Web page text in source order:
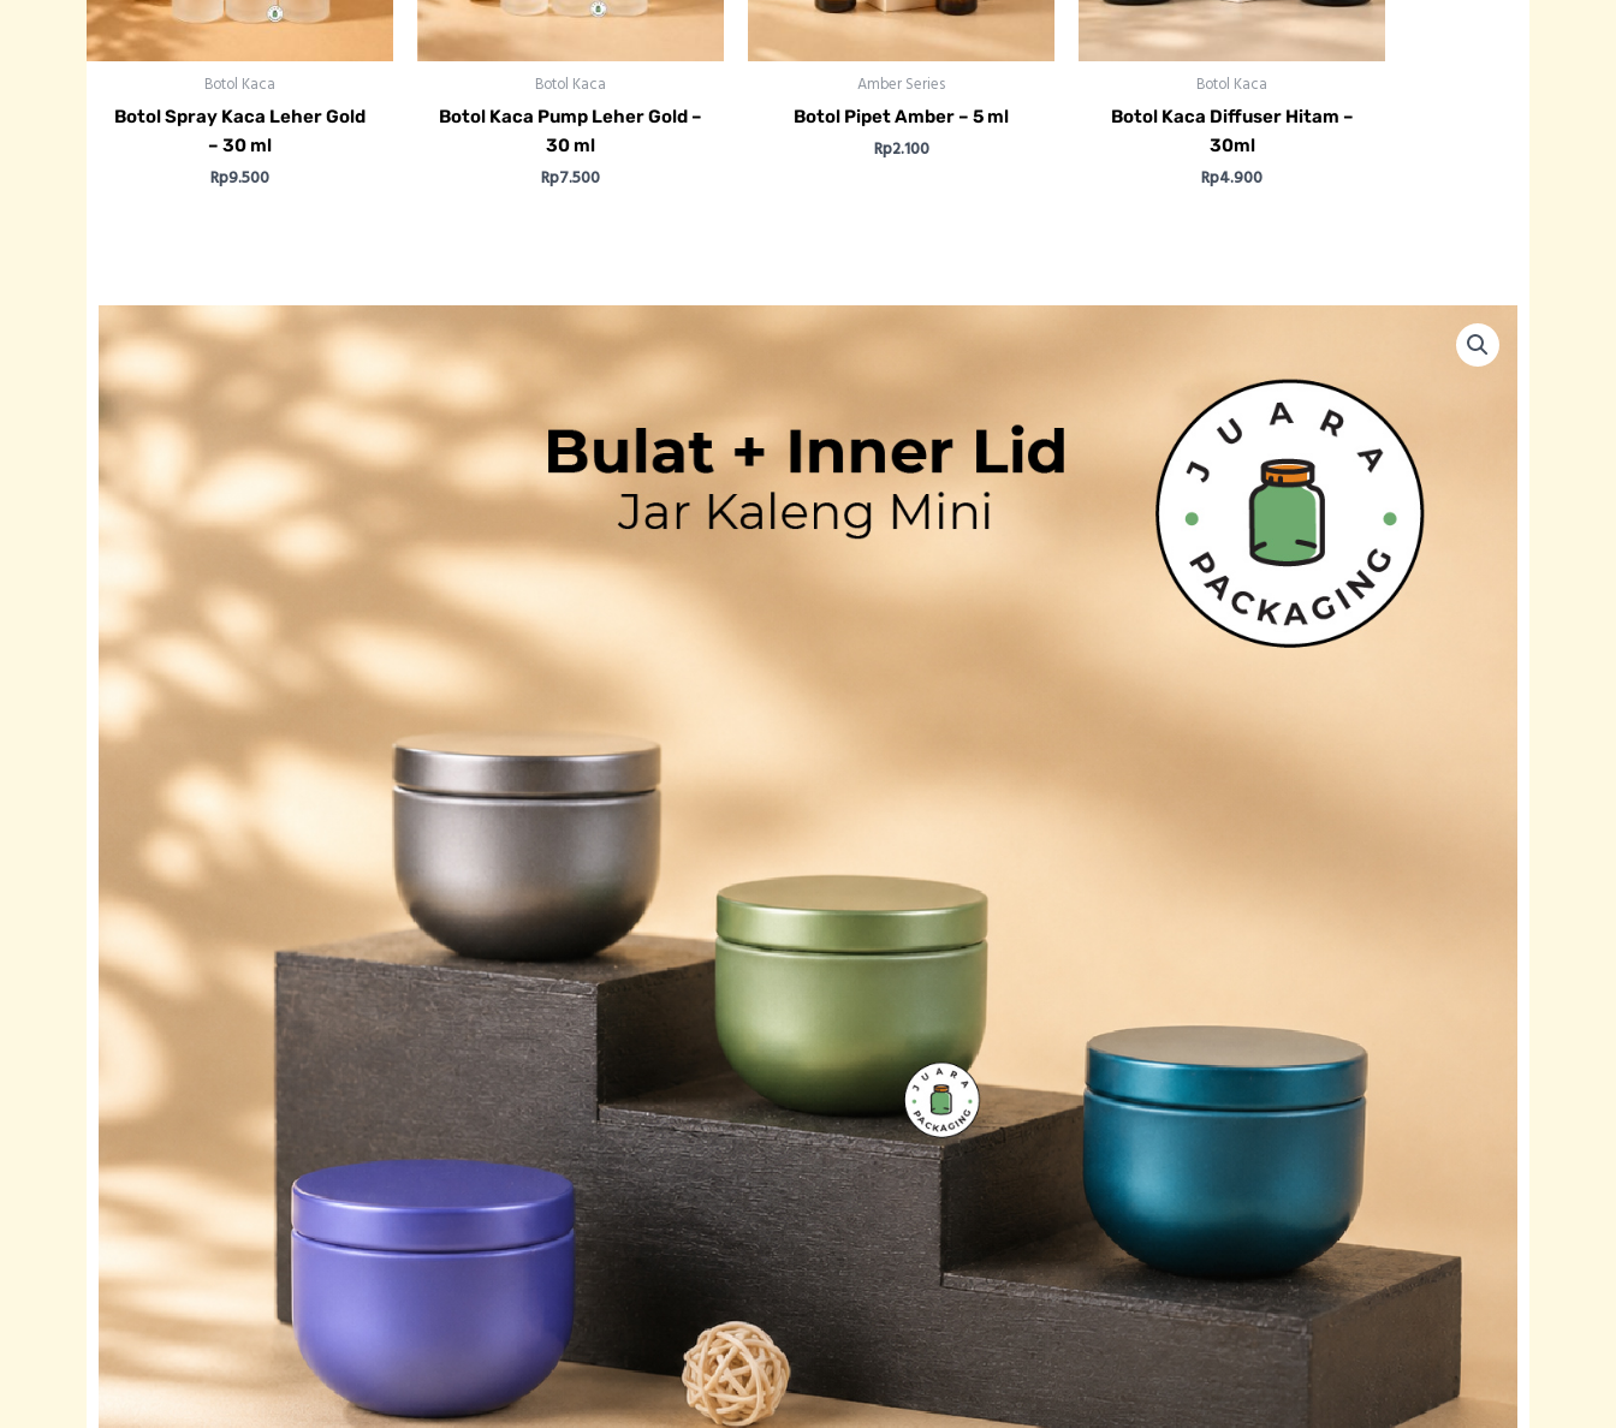
Botol Kaca
Botol Spray Kaca Leher Gold
– 30 ml
Rp9.500
Botol Kaca
Botol Kaca Pump Leher Gold –
30 ml
Rp7.500
Amber Series
Botol Pipet Amber – 5 ml
Rp2.100
Botol Kaca
Botol Kaca Diffuser Hitam –
30ml
Rp4.900